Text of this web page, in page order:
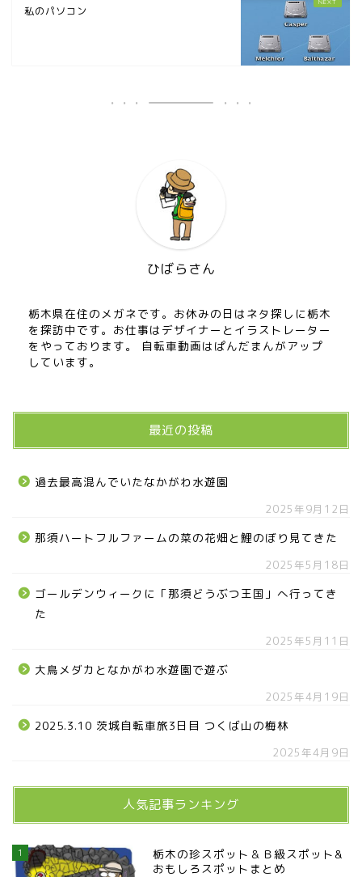
私のパソコン
ひばらさん
栃木県在住のメガネです。お休みの日はネタ探しに栃木
を探訪中です。お仕事はデザイナーとイラストレーター
をやっております。 自転車動画はぱんだまんがアップ
しています。
最近の投稿
過去最高混んでいたなかがわ水遊園
2025年9月12日
那須ハートフルファームの菜の花畑と鯉のぼり見てきた
2025年5月18日
ゴールデンウィークに「那須どうぶつ王国」へ行ってき
た
2025年5月11日
大鳥メダカとなかがわ水遊園で遊ぶ
2025年4月19日
2025.3.10 茨城自転車旅3日目 つくば山の梅林
2025年4月9日
人気記事ランキング
1
栃木の珍スポット＆Ｂ級スポット&
おもしろスポットまとめ